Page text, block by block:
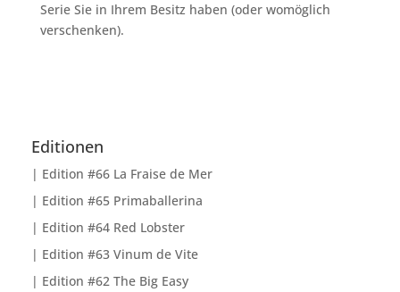
Serie Sie in Ihrem Besitz haben (oder womöglich
verschenken).
Editionen
Edition #66 La Fraise de Mer
Edition #65 Primaballerina
Edition #64 Red Lobster
Edition #63 Vinum de Vite
Edition #62 The Big Easy